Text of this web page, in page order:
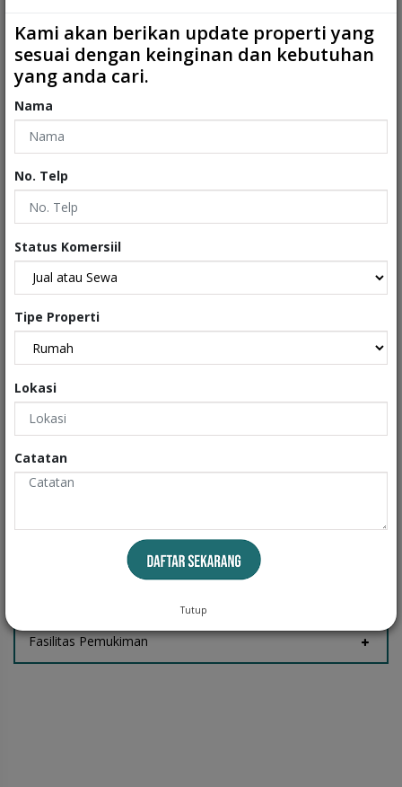
Ukuran Tanah 153 m2
Ukuran Bangunan :
Garasi : 0
Carport : 1
Tipe : Rumah
Kondisi Properti
Interiors
Exteriors
Informasi
Tempat Jemur
Fasilitas Pemukiman
Kami akan berikan update properti yang
sesuai dengan keinginan dan kebutuhan
yang anda cari.
Nama
No. Telp
Status Komersiil
Tipe Properti
Lokasi
Catatan
Tutup